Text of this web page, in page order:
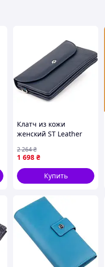
Клатч из кожи
женский ST Leather
Lodgi
1 698 ₴
2 264₴
Купить